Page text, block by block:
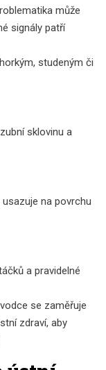
může
signály patří
studeným či
sklovinu a
na povrchu
a pravidelné
se zaměřuje
zdraví, aby